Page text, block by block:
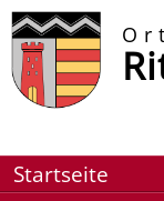
Startseite